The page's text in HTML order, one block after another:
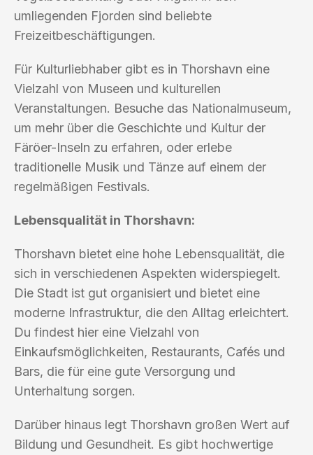
umliegenden Fjorden sind beliebte
Freizeitbeschäftigungen.
Für Kulturliebhaber gibt es in Thorshavn eine
Vielzahl von Museen und kulturellen
Veranstaltungen. Besuche das Nationalmuseum,
um mehr über die Geschichte und Kultur der
Färöer-Inseln zu erfahren, oder erlebe
traditionelle Musik und Tänze auf einem der
regelmäßigen Festivals.
Lebensqualität in Thorshavn:
Thorshavn bietet eine hohe Lebensqualität, die
sich in verschiedenen Aspekten widerspiegelt.
Die Stadt ist gut organisiert und bietet eine
moderne Infrastruktur, die den Alltag erleichtert.
Du findest hier eine Vielzahl von
Einkaufsmöglichkeiten, Restaurants, Cafés und
Bars, die für eine gute Versorgung und
Unterhaltung sorgen.
Darüber hinaus legt Thorshavn großen Wert auf
Bildung und Gesundheit. Es gibt hochwertige